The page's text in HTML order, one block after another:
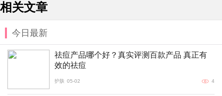
相关文章
今日最新
祛痘产品哪个好？真实评测百款产品 真正有
效的祛痘
护肤 05-02 4